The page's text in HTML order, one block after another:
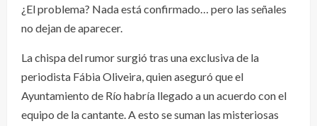
¿El problema? Nada está confirmado… pero las señales
no dejan de aparecer.
La chispa del rumor surgió tras una exclusiva de la
periodista Fábia Oliveira, quien aseguró que el
Ayuntamiento de Río habría llegado a un acuerdo con el
equipo de la cantante. A esto se suman las misteriosas